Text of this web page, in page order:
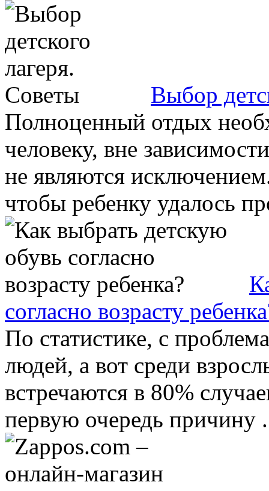
Выбор
Полноценный отдых
человеку, вне
не являются
чтобы ребенку удалось
согласно возрасту
По статистике, с
людей, а вот среди
встречаются в 80%
первую очередь причину